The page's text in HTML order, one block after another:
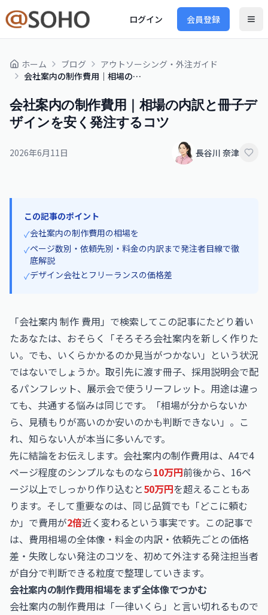
ログイン 会員登録
ホーム ブログ
アウトソーシング・外注ガイド
会社案内の制作費用｜相場の内訳と冊子デザインを安く発注するコツ
会社案内の制作費用｜相場の内訳と冊子デ
ザインを安く発注するコツ
2026年6月11日 長谷川 奈津
この記事のポイント
✓会社案内の制作費用の相場を
✓ページ数別・依頼先別・料金の内訳まで発注者目線で徹
底解説
✓デザイン会社とフリーランスの価格差
「会社案内 制作 費用」で検索してこの記事にたどり着い
たあなたは、おそらく「そろそろ会社案内を新しく作りた
い。でも、いくらかかるのか見当がつかない」という状況
ではないでしょうか。取引先に渡す冊子、採用説明会で配
るパンフレット、展示会で使うリーフレット。用途は違っ
ても、共通する悩みは同じです。「相場が分からないか
ら、見積もりが高いのか安いのかも判断できない」。こ
れ、知らない人が本当に多いんです。
先に結論をお伝えします。会社案内の制作費用は、A4で4
ページ程度のシンプルなものなら10万円前後から、16ペ
ージ以上でしっかり作り込むと50万円を超えることもあ
ります。そして重要なのは、同じ品質でも「どこに頼む
か」で費用が2倍近く変わるという事実です。この記事で
は、費用相場の全体像・料金の内訳・依頼先ごとの価格
差・失敗しない発注のコツを、初めて外注する発注担当者
が自分で判断できる粒度で整理していきます。
会社案内の制作費用相場をまず全体像でつかむ
会社案内の制作費用は「一律いくら」と言い切れるもので